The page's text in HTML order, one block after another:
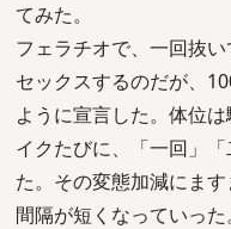
てみた。
フェラチオで、一回抜い
セックスするのだが、
ように宣言した。体位は
イクたびに、「一回」
た。その変態加減にま
間隔が短くなっていった